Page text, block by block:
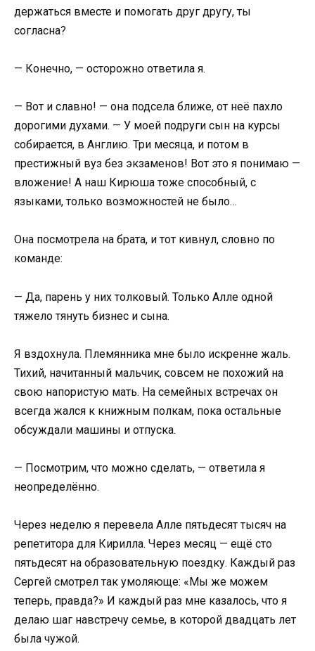
держаться вместе и помогать друг другу, ты
согласна?
— Конечно, — осторожно ответила я.
— Вот и славно! — она подсела ближе, от неё пахло
дорогими духами. — У моей подруги сын на курсы
собирается, в Англию. Три месяца, и потом в
престижный вуз без экзаменов! Вот это я понимаю —
вложение! А наш Кирюша тоже способный, с
языками, только возможностей не было…
Она посмотрела на брата, и тот кивнул, словно по
команде:
— Да, парень у них толковый. Только Алле одной
тяжело тянуть бизнес и сына.
Я вздохнула. Племянника мне было искренне жаль.
Тихий, начитанный мальчик, совсем не похожий на
свою напористую мать. На семейных встречах он
всегда жался к книжным полкам, пока остальные
обсуждали машины и отпуска.
— Посмотрим, что можно сделать, — ответила я
неопределённо.
Через неделю я перевела Алле пятьдесят тысяч на
репетитора для Кирилла. Через месяц — ещё сто
пятьдесят на образовательную поездку. Каждый раз
Сергей смотрел так умоляюще: «Мы же можем
теперь, правда?» И каждый раз мне казалось, что я
делаю шаг навстречу семье, в которой двадцать лет
была чужой.